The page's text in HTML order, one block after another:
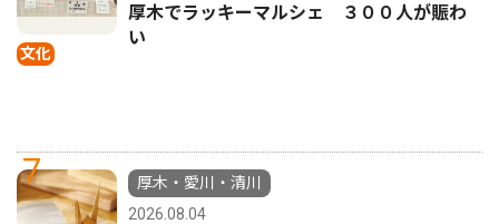
文化
厚木でラッキーマルシェ ３００人が賑わ
い
7
厚木・愛川・清川
2026.08.04